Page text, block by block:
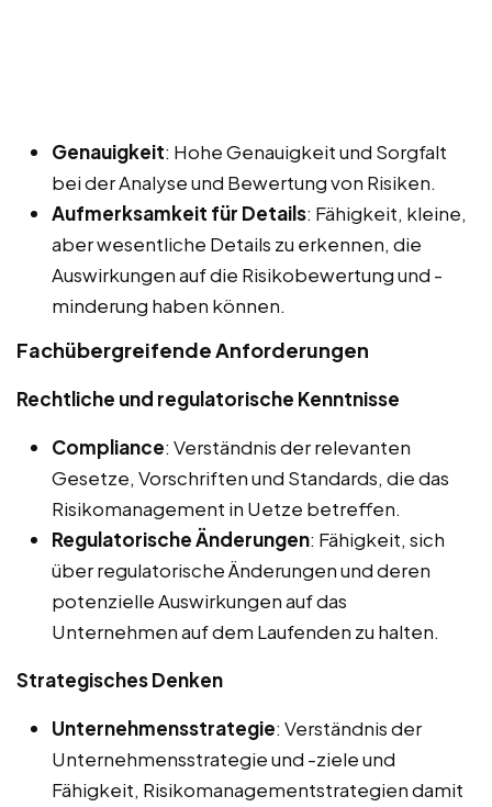
Genauigkeit: Hohe Genauigkeit und Sorgfalt
bei der Analyse und Bewertung von Risiken.
Aufmerksamkeit für Details: Fähigkeit, kleine,
aber wesentliche Details zu erkennen, die
Auswirkungen auf die Risikobewertung und -
minderung haben können.
Fachübergreifende Anforderungen
Rechtliche und regulatorische Kenntnisse
Compliance: Verständnis der relevanten
Gesetze, Vorschriften und Standards, die das
Risikomanagement in Uetze betreffen.
Regulatorische Änderungen: Fähigkeit, sich
über regulatorische Änderungen und deren
potenzielle Auswirkungen auf das
Unternehmen auf dem Laufenden zu halten.
Strategisches Denken
Unternehmensstrategie: Verständnis der
Unternehmensstrategie und -ziele und
Fähigkeit, Risikomanagementstrategien damit